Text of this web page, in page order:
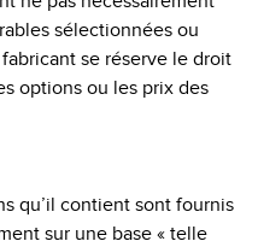
sélectionnées ou
se réserve le droit
options ou les prix des
qu’il contient sont fournis
sur une base « telle